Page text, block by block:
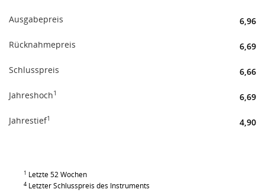
Ausgabepreis 6,96
Rücknahmepreis 6,69
Schlusspreis 6,66
Jahreshoch1 6,69
Jahrestief1 4,90
1 Letzte 52 Wochen
4 Letzter Schlusspreis des Instruments